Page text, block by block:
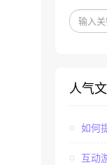
人气
如何
互动